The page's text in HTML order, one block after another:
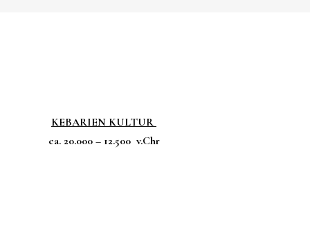
KEBARIEN KULTUR
ca. 20.000 – 12.500 v.Chr